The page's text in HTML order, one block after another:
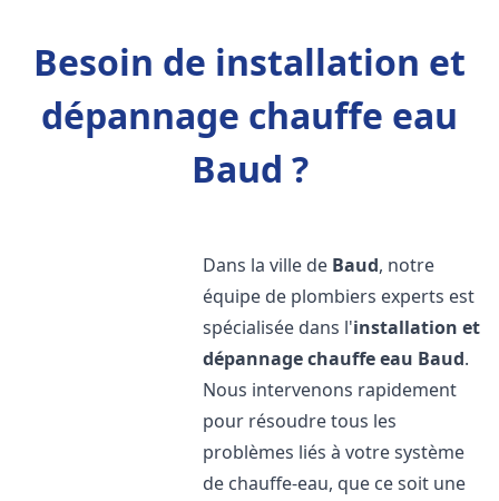
Besoin de installation et
dépannage chauffe eau
Baud ?
Dans la ville de Baud, notre
équipe de plombiers experts est
spécialisée dans l'installation et
dépannage chauffe eau Baud.
Nous intervenons rapidement
pour résoudre tous les
problèmes liés à votre système
de chauffe-eau, que ce soit une